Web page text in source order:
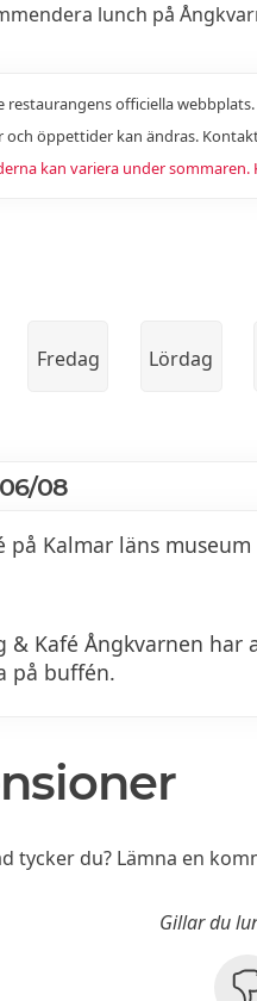
lunch på
restaurangens officiella
och öppettider kan ändras.
kan variera under
Fredag Lördag
08
på Kalmar läns museum
& Kafé Ångkvarnen har
på buffén.
tycker du? Lämna en
Gillar du